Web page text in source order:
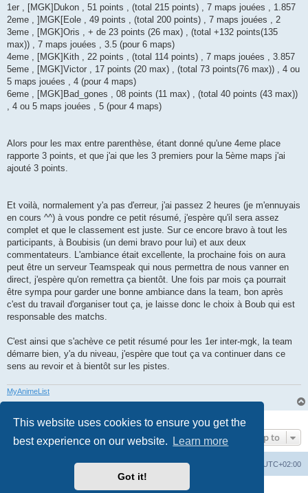
This website uses cookies to ensure you get the
best experience on our website.
Learn more
Got it!
1er , [MGK]Dukon , 51 points , (total 215 points) , 7 maps jouées , 1.857
2eme , ]MGK[Eole , 49 points , (total 200 points) , 7 maps jouées , 2
3eme , [MGK]Oris , + de 23 points (26 max) , (total +132 points(135
max)) , 7 maps jouées , 3.5 (pour 6 maps)
4eme , [MGK]Kith , 22 points , (total 114 points) , 7 maps jouées , 3.857
5eme , [MGK]Victor , 17 points (20 max) , (total 73 points(76 max)) , 4 ou
5 maps jouées , 4 (pour 4 maps)
6eme , [MGK]Bad_gones , 08 points (11 max) , (total 40 points (43 max))
, 4 ou 5 maps jouées , 5 (pour 4 maps)
Alors pour les max entre parenthèse, étant donné qu'une 4eme place
rapporte 3 points, et que j'ai que les 3 premiers pour la 5ème maps j'ai
ajouté 3 points.
Et voilà, normalement y'a pas d'erreur, j'ai passez 2 heures (je m'ennuyais
en cours ^^) à vous pondre ce petit résumé, j'espère qu'il sera assez
complet et que le classement est juste. Sur ce encore bravo à tout les
participants, à Boubisis (un demi bravo pour lui) et aux deux
commentateurs. L'ambiance était excellente, la prochaine fois on aura
peut être un serveur Teamspeak qui nous permettra de nous vanner en
direct, j'espère qu'on remettra ça bientôt. Une fois par mois ça pourrait
être sympa pour garder une bonne ambiance dans la team, bon après
c'est du travail d'organiser tout ça, je laisse donc le choix à Boub qui est
responsable des matchs.
C'est ainsi que s'achève ce petit résumé pour les 1er inter-mgk, la team
démarre bien, y'a du niveau, j'espère que tout ça va continuer dans ce
sens au revoir et à bientôt sur les pistes.
MyAnimeList
1 post • Page
Jump to
UTC+02:00
Powered byphpBB® Forum Software © phpBB Limited